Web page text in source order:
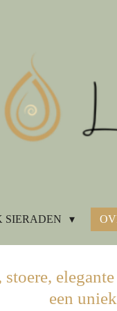
SIERADEN
elegante
een uniek